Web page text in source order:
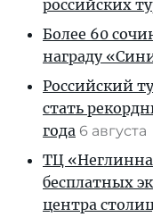
российских
Более 60
награду
Российский
стать
года 6 августа
ТЦ
бесплатных
центра